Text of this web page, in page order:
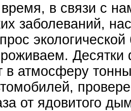
в связи с
заболеваний,
Десятки
в атмосферу
от ядовитого